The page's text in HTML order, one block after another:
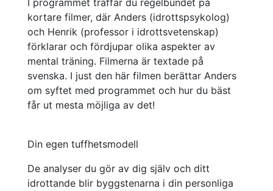
I programmet träffar du regelbundet på
kortare filmer, där Anders (idrottspsykolog)
och Henrik (professor i idrottsvetenskap)
förklarar och fördjupar olika aspekter av
mental träning. Filmerna är textade på
svenska. I just den här filmen berättar Anders
om syftet med programmet och hur du bäst
får ut mesta möjliga av det!
Din egen tuffhetsmodell
De analyser du gör av dig själv och ditt
idrottande blir byggstenarna i din personliga